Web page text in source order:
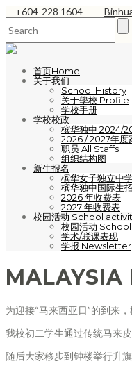
+604-228 1604
首页Home
关于我们
School History
关于學校 Profile
学校手册
学校校政
槟华独中 2024/
2026 / 2027年度
职员 All Staffs
组织结构图
新生报名
槟华女子独立中
槟华独中国际生
2026 年收费表
2027 年收费表
校园活动 School
校园活动
学术/联课表现
学报 Newsletter
MALAYSIA
为迎接“马来西亚日”的到来
我校初二学生通过传统马来
随后大家移步到钟楼举行升